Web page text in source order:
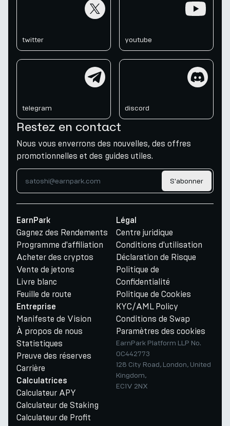
twitter youtube
telegram discord
Restez en contact
Nous vous enverrons des nouvelles, des offres
promotionnelles et des guides utiles.
S'abonner
EarnPark
Gagnez des Rendements
Programme d'affiliation
Acheter des cryptos
Vente de jetons
Livre blanc
Feuille de route
Entreprise
Manifeste de Vision
À propos de nous
Statistiques
Preuve des réserves
Carrière
Calculatrices
Calculateur APY
Calculateur de Staking
Calculateur de Profit
Légal
Centre juridique
Conditions d'utilisation
Déclaration de Risque
Politique de
Confidentialité
Politique de Cookies
KYC/AML Policy
Conditions de Swap
Paramètres des cookies
EarnPark Platform LLP No.
OC442773
128 City Road, London, United
Kingdom,
EC1V 2NX